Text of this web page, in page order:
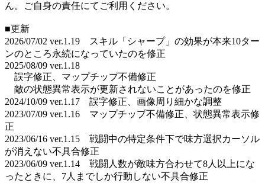
ん。ご自身の責任にてご利用ください。
■更新
2026/07/02 ver.1.19 スキル「シャープ」の効果が本来10ター
ンのところ永続になっていたのを修正
2025/08/09 ver.1.18
誤字修正、マップチップ不備修正
敵の状態異常表示が更新されないことがあったのを修正
2024/10/09 ver.1.17 誤字修正、画像周り細かな調整
2023/07/09 ver.1.16 マップチップ不備修正、状態異常表示修
正
2023/06/16 ver.1.15 戦闘中の特定条件下で味方選択カーソル
が消えない不具合修正
2023/06/09 ver.1.14 戦闘人数が敵味方合わせて8人以上にな
ったときに、7人までしか行動しない不具合修正